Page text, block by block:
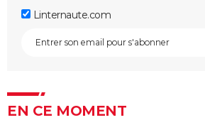
Linternaute.com
EN CE MOMENT